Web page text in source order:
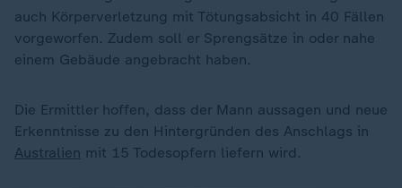
auch Körperverletzung mit Tötungsabsicht in 40 Fällen
vorgeworfen. Zudem soll er Sprengsätze in oder nahe
einem Gebäude angebracht haben.
Die Ermittler hoffen, dass der Mann aussagen und neue
Erkenntnisse zu den Hintergründen des Anschlags in
Australien mit 15 Todesopfern liefern wird.